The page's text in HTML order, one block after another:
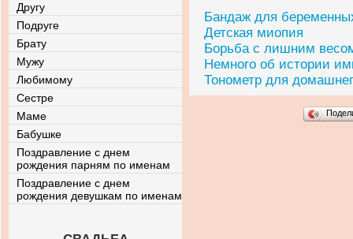
Бандаж для
Детская миопия
Борьба с лишним
Немного об истории
Тонометр для
Другу
Подруге
Брату
Мужу
Любимому
Сестре
Маме
Бабушке
Поздравление с днем
рождения парням по именам
Поздравление с днем
рождения девушкам по именам